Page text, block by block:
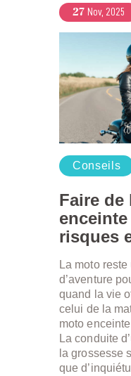
27 Nov, 2025
Conseils
Faire de
risques
La moto
d’aventure
quand la vie
celui de la
moto
La conduite
la grossesse
que